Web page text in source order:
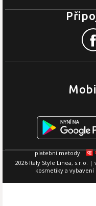
2026 Italy Style Linea, s.r.o.
kosmetiky a